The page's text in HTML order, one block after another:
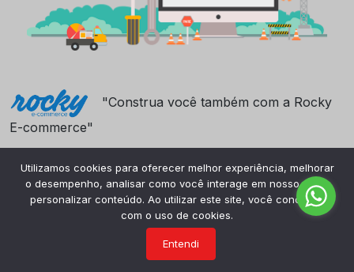
"Construa você também com a Rocky
E-commerce"
Utilizamos cookies para oferecer melhor experiência, melhorar
o desempenho, analisar como você interage em nosso site e
personalizar conteúdo. Ao utilizar este site, você concorda
com o uso de cookies.
Entendi